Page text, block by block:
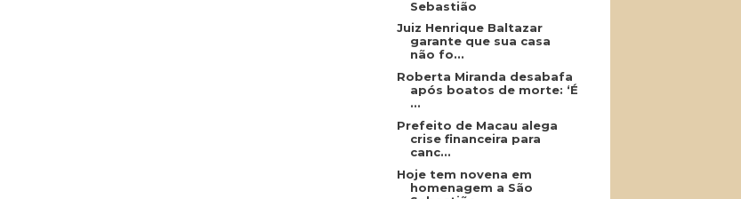
Sebastião
Juiz Henrique Baltazar
garante que sua casa
não fo...
Roberta Miranda desabafa
após boatos de morte: ‘É
...
Prefeito de Macau alega
crise financeira para
canc...
Hoje tem novena em
homenagem a São